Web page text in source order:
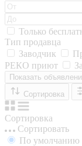
Только
Тип продавца
Заводчик
РЕКО приют
Показать
Сортировка
Сортировка
Сортировать
По умолчанию